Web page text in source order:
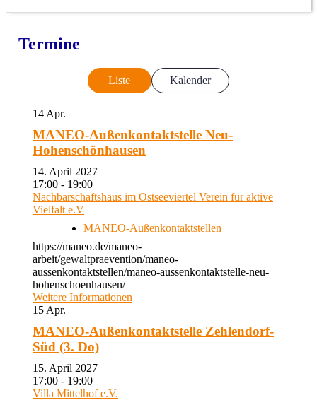
Termine
Liste Kalender
14 Apr.
MANEO-Außenkontaktstelle Neu-
Hohenschönhausen
14. April 2027
17:00 - 19:00
Nachbarschaftshaus im Ostseeviertel Verein für aktive
Vielfalt e.V
MANEO-Außenkontaktstellen
https://maneo.de/maneo-
arbeit/gewaltpraevention/maneo-
aussenkontaktstellen/maneo-aussenkontaktstelle-neu-
hohenschoenhausen/
Weitere Informationen
15 Apr.
MANEO-Außenkontaktstelle Zehlendorf-
Süd (3. Do)
15. April 2027
17:00 - 19:00
Villa Mittelhof e.V.